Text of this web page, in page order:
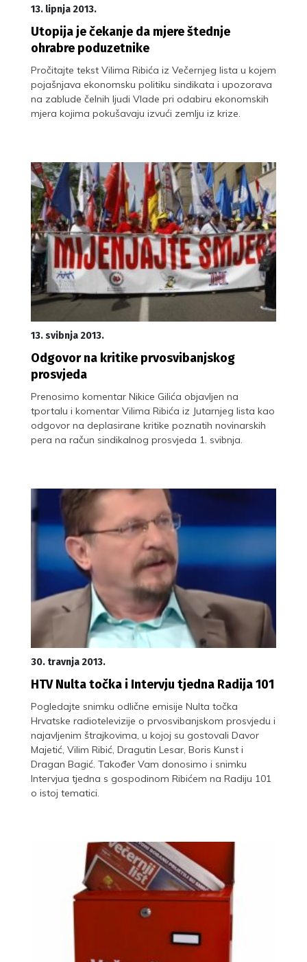
13. lipnja 2013.
Utopija je čekanje da mjere štednje
ohrabre poduzetnike
Pročitajte tekst Vilima Ribića iz Večernjeg lista u kojem
pojašnjava ekonomsku politiku sindikata i upozorava
na zablude čelnih ljudi Vlade pri odabiru ekonomskih
mjera kojima pokušavaju izvući zemlju iz krize.
13. svibnja 2013.
Odgovor na kritike prvosvibanjskog
prosvjeda
Prenosimo komentar Nikice Gilića objavljen na
tportalu i komentar Vilima Ribića iz Jutarnjeg lista kao
odgovor na deplasirane kritike poznatih novinarskih
pera na račun sindikalnog prosvjeda 1. svibnja.
30. travnja 2013.
HTV Nulta točka i Intervju tjedna Radija 101
Pogledajte snimku odlične emisije Nulta točka
Hrvatske radiotelevizije o prvosvibanjskom prosvjedu i
najavljenim štrajkovima, u kojoj su gostovali Davor
Majetić, Vilim Ribić, Dragutin Lesar, Boris Kunst i
Dragan Bagić. Također Vam donosimo i snimku
Intervjua tjedna s gospodinom Ribićem na Radiju 101
o istoj tematici.